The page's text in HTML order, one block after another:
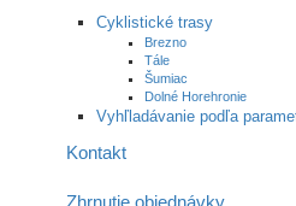
Cyklistické trasy
Brezno
Tále
Šumiac
Dolné Horehronie
Vyhľladávanie podľa
Kontakt